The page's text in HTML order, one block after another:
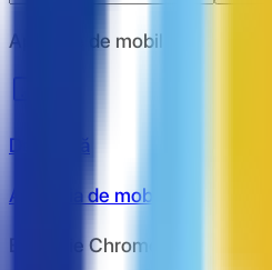
Aplicație de mobil
Descarcă
Aplicația de mobil
Extensie Chrome